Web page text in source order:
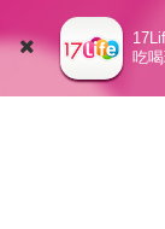
吃